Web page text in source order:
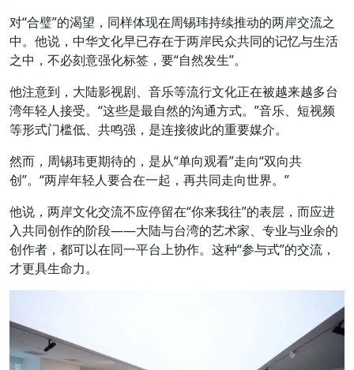
对“合璧”的渴望，同样体现在周锡玮持续推动的两岸交流之
中。他说，中华文化早已存在于两岸民众共同的记忆与生活
之中，不必刻意强化标签，要“自然发生”。
他注意到，大陆影视剧、音乐等流行文化正在被越来越多台
湾年轻人接受。“这些是最自然的沟通方式。”音乐、短视频
等形式门槛低、共鸣强，是连接彼此的重要媒介。
然而，周锡玮更期待的，是从“单向观看”走向“双向共
创”。“两岸年轻人要合在一起，再共同走向世界。”
他说，两岸文化交流不应停留在“你来我往”的表层，而应进
入共同创作的阶段——大陆与台湾的艺术家、专业与业余的
创作者，都可以在同一平台上协作。这种“参与式”的交流，
才更具生命力。